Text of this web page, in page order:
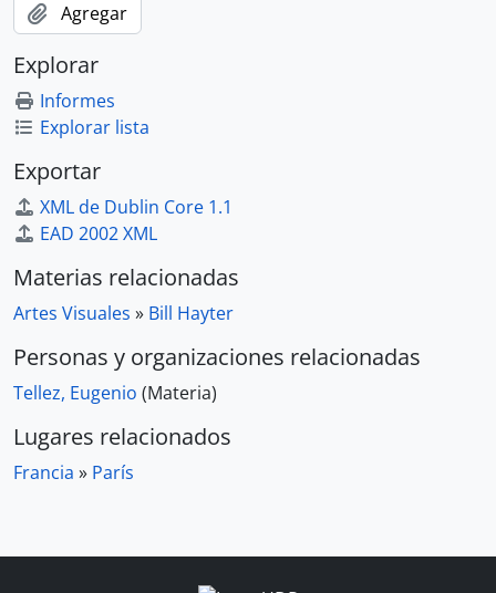
Agregar
Explorar
Informes
Explorar lista
Exportar
XML de Dublin Core 1.1
EAD 2002 XML
Materias relacionadas
Artes Visuales » Bill Hayter
Personas y organizaciones relacionadas
Tellez, Eugenio (Materia)
Lugares relacionados
Francia » París